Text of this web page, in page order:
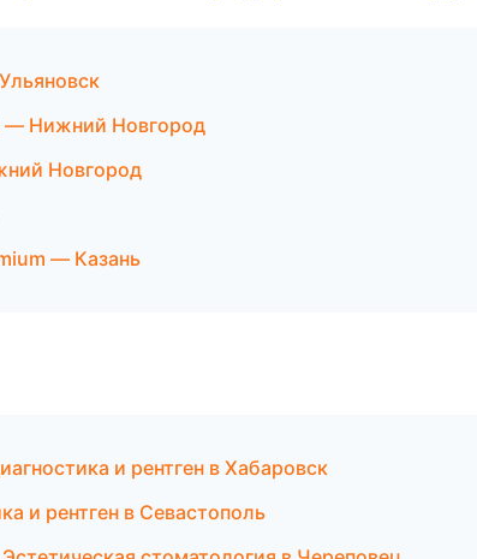
— Нижний Новгород
Новгород
— Казань
и рентген в Хабаровск
и рентген в Севастополь